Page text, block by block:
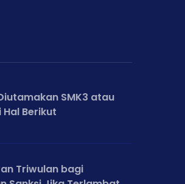
SMK3 atau
Hal Berikut
Triwulan bagi